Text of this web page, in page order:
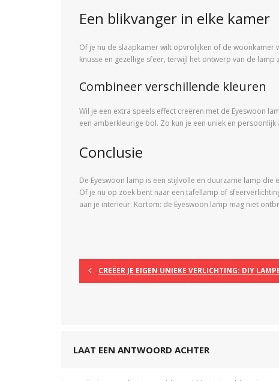
Een blikvanger in elke kamer
Of je nu de slaapkamer wilt opvrolijken of de woonkamer
knusse en gezellige sfeer, terwijl het ontwerp van de
Combineer verschillende kleuren
Wil je een extra speels effect creëren met de Eyeswoon
een amberkleurige bol. Zo kun je een uniek en
Conclusie
De Eyeswoon lamp is een stijlvolle en duurzame lamp
Of je nu op zoek bent naar een tafellamp of
aan je interieur. Kortom: de Eyeswoon lamp mag niet
CREËER JE EIGEN UNIEKE VERLICHTING: DIY
LAAT EEN ANTWOORD ACHTER